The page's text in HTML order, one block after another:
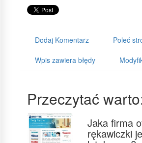
Dodaj Komentarz Poleć
Wpis zawiera błędy
Przeczytać
Jaka firma
rękawiczki